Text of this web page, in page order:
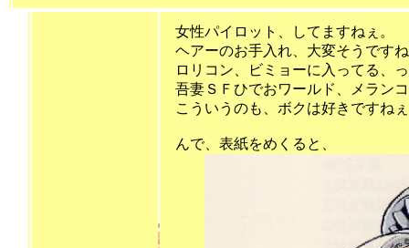
女性パイロット、してますねぇ。
ヘアーのお手入れ、大変そうです
ロリコン、ビミョーに入ってる、
吾妻ＳＦひでおワールド、メラン
こういうのも、
んで、表紙をめくると、